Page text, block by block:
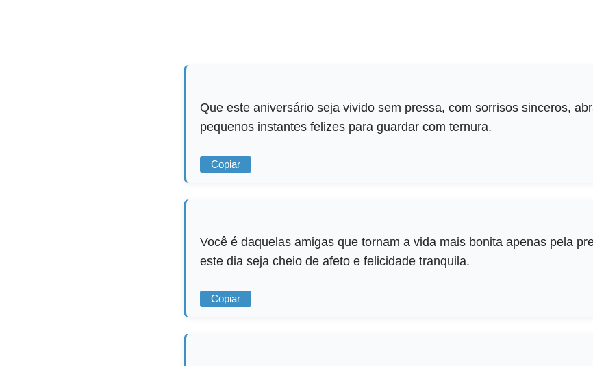
Que este aniversário seja vivido sem pressa, com sorrisos sinceros,
pequenos instantes felizes para guardar com ternura.
Copiar
Você é daquelas amigas que tornam a vida mais bonita apenas pela
este dia seja cheio de afeto e felicidade tranquila.
Copiar